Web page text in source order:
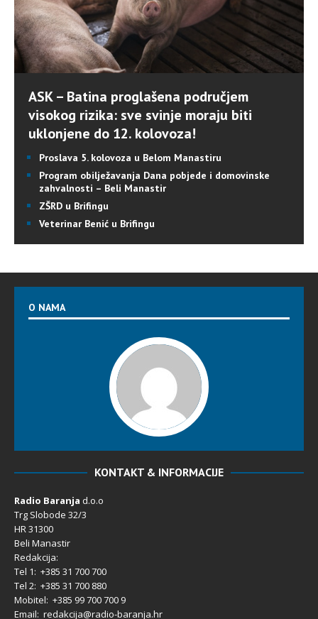
ASK – Batina proglašena područjem
visokog rizika: sve svinje moraju biti
uklonjene do 12. kolovoza!
Proslava 5. kolovoza u Belom Manastiru
Program obilježavanja Dana pobjede i domovinske
zahvalnosti – Beli Manastir
ZŠRD u Brifingu
Veterinar Benić u Brifingu
O NAMA
KONTAKT & INFORMACIJE
Radio Baranja d.o.o
Trg Slobode 32/3
HR 31300
Beli Manastir
Redakcija:
Tel 1: +385 31 700 700
Tel 2: +385 31 700 880
Mobitel: +385 99 700 700 9
Email: redakcija@radio-baranja.hr